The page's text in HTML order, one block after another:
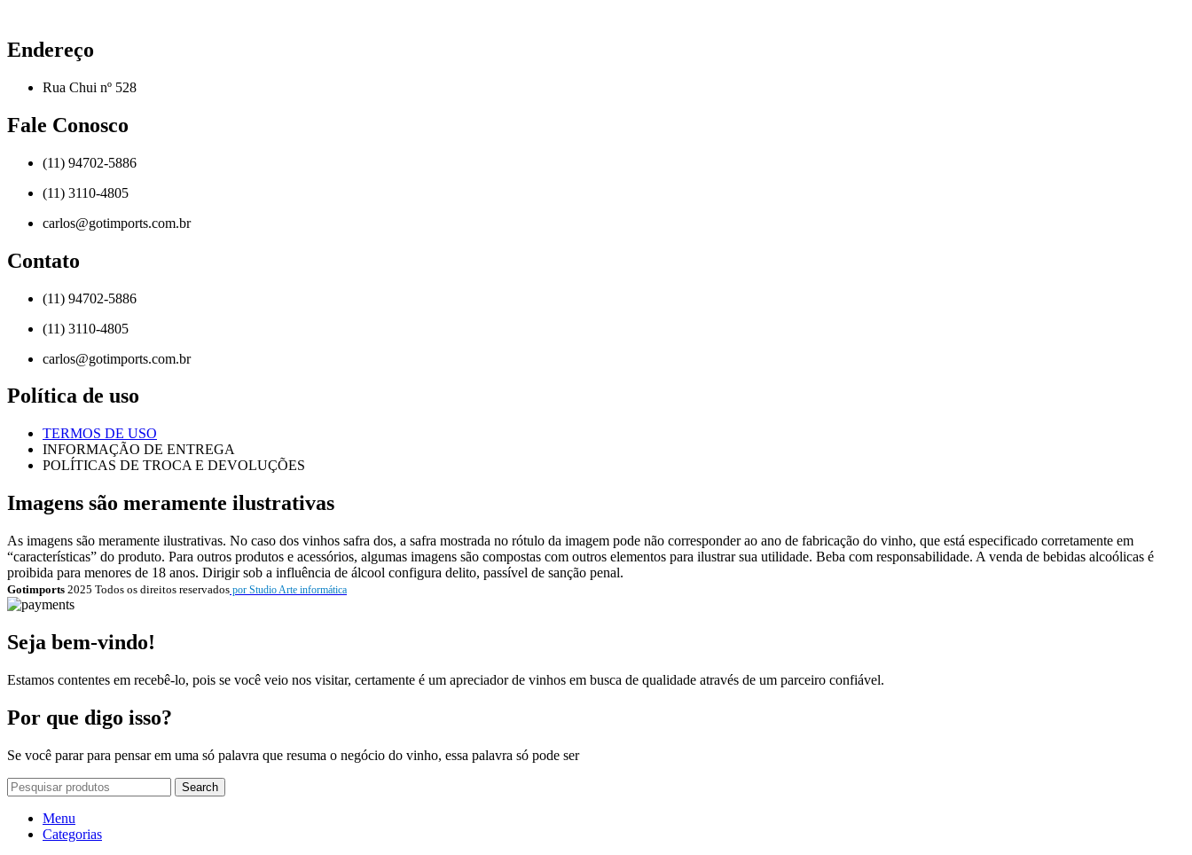
Endereço
Rua Chui nº 528
Fale Conosco
(11) 94702-5886
(11) 3110-4805
carlos@gotimports.com.br
Contato
(11) 94702-5886
(11) 3110-4805
carlos@gotimports.com.br
Política de uso
TERMOS DE USO
INFORMAÇÃO DE ENTREGA
POLÍTICAS DE TROCA E DEVOLUÇÕES
Imagens são meramente ilustrativas
As imagens são meramente ilustrativas. No caso dos vinhos safra dos, a safra mostrada no rótulo da imagem pode não corresponder ao ano de fabricação do vinho, que está especificado corretamente em
“características” do produto. Para outros produtos e acessórios, algumas imagens são compostas com outros elementos para ilustrar sua utilidade. Beba com responsabilidade. A venda de bebidas alcoólicas é
proibida para menores de 18 anos. Dirigir sob a influência de álcool configura delito, passível de sanção penal.
Gotimports 2025 Todos os direitos reservados por Studio Arte informática
Seja bem-vindo!
Estamos contentes em recebê-lo, pois se você veio nos visitar, certamente é um apreciador de vinhos em busca de qualidade através de um parceiro confiável.
Por que digo isso?
Se você parar para pensar em uma só palavra que resuma o negócio do vinho, essa palavra só pode ser
Search
Menu
Categorias